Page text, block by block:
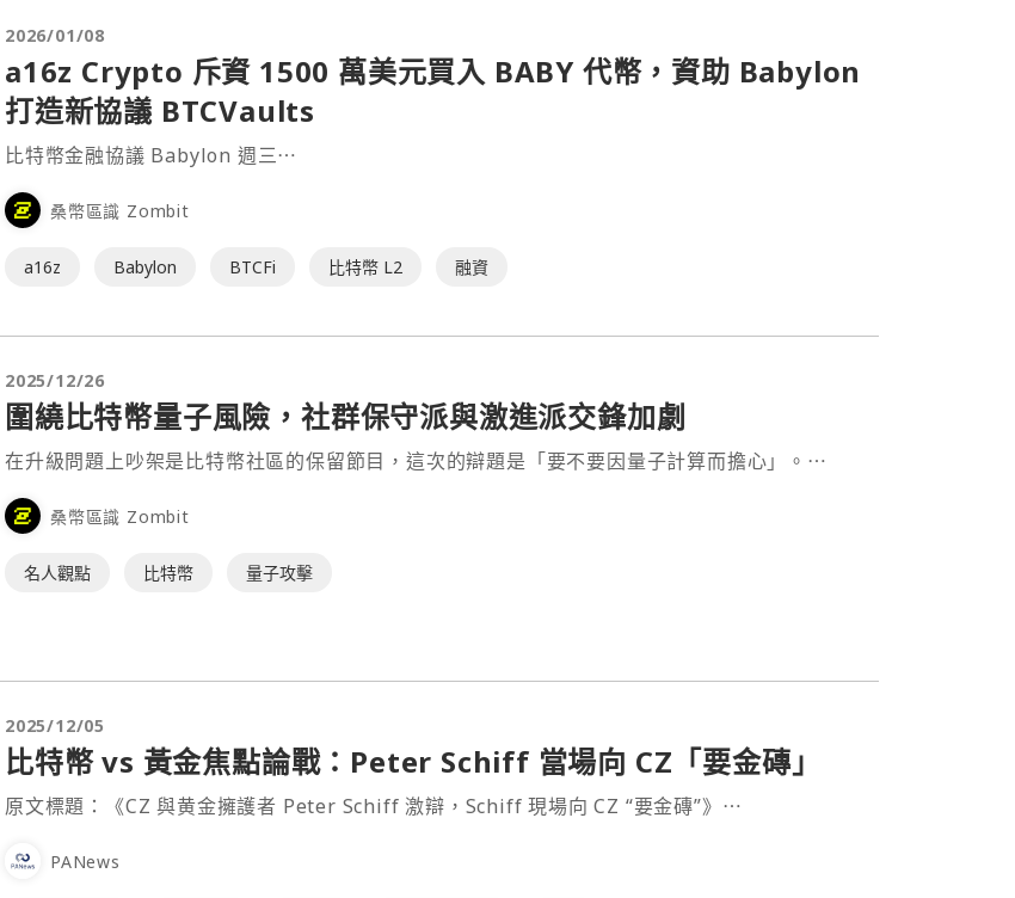
2026/01/08
a16z Crypto 斥資 1500 萬美元買入 BABY 代幣，資助 Babylon
打造新協議 BTCVaults
比特幣金融協議 Babylon 週三⋯
桑幣區識 Zombit
a16z Babylon BTCFi 比特幣 L2 融資
2025/12/26
圍繞比特幣量子風險，社群保守派與激進派交鋒加劇
在升級問題上吵架是比特幣社區的保留節目，這次的辯題是「要不要因量子計算而擔心」。⋯
桑幣區識 Zombit
名人觀點 比特幣 量子攻擊
2025/12/05
比特幣 vs 黃金焦點論戰：Peter Schiff 當場向 CZ「要金磚」
原文標題：《CZ 與黄金擁護者 Peter Schiff 激辯，Schiff 現場向 CZ “要金磚”》⋯
PANews